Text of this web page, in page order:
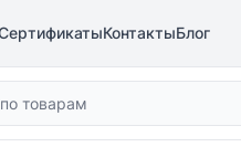
КонтактыБлог